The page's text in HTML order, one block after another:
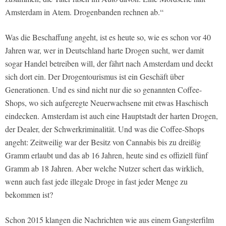
Amsterdam in Atem. Drogenbanden rechnen ab.“
Was die Beschaffung angeht, ist es heute so, wie es schon vor 40
Jahren war, wer in Deutschland harte Drogen sucht, wer damit
sogar Handel betreiben will, der fährt nach Amsterdam und deckt
sich dort ein. Der Drogentourismus ist ein Geschäft über
Generationen. Und es sind nicht nur die so genannten Coffee-
Shops, wo sich aufgeregte Neuerwachsene mit etwas Haschisch
eindecken. Amsterdam ist auch eine Hauptstadt der harten Drogen,
der Dealer, der Schwerkriminalität. Und was die Coffee-Shops
angeht: Zeitweilig war der Besitz von Cannabis bis zu dreißig
Gramm erlaubt und das ab 16 Jahren, heute sind es offiziell fünf
Gramm ab 18 Jahren. Aber welche Nutzer schert das wirklich,
wenn auch fast jede illegale Droge in fast jeder Menge zu
bekommen ist?
Schon 2015 klangen die Nachrichten wie aus einem Gangsterfilm